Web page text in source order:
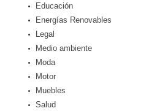
Educación
Energías Renovables
Legal
Medio ambiente
Moda
Motor
Muebles
Salud